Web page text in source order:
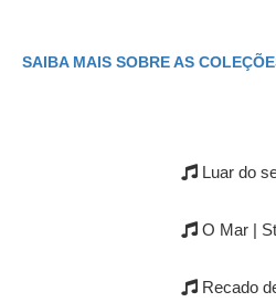
SAIBA MAIS SOBRE AS
Luar do
O Mar |
Recado